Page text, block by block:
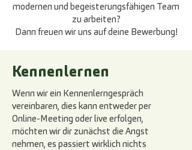
modernen und begeisterungsfähigen Team
zu arbeiten?
Dann freuen wir uns auf deine Bewerbung!
Kennenlernen
Wenn wir ein Kennenlerngespräch
vereinbaren, dies kann entweder per
Online-Meeting oder live erfolgen,
möchten wir dir zunächst die Angst
nehmen, es passiert wirklich nichts